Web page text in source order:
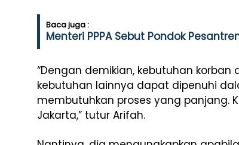
Baca juga :
Menteri PPPA Sebut Pondok
“Dengan demikian, kebutuhan
kebutuhan lainnya dapat dipenuhi
membutuhkan proses yang panjang.
Jakarta,” tutur Arifah.